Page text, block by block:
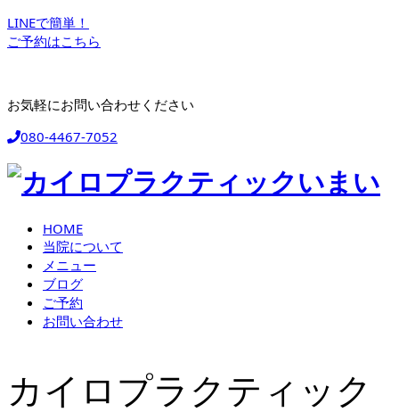
LINEで簡単！
ご予約はこちら
お気軽にお問い合わせください
080-4467-7052
HOME
当院について
メニュー
ブログ
ご予約
お問い合わせ
カイロプラクティック